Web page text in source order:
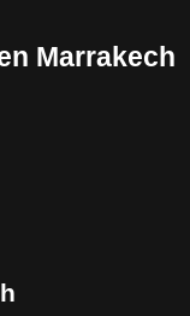
Marrakech